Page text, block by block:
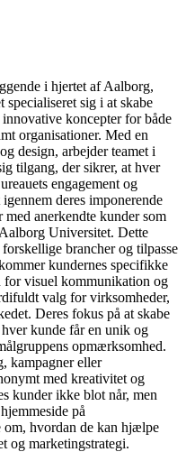
i hjertet af Aalborg,
sig i at skabe
koncepter for både
organisationer. Med en
design, arbejder teamet i
tilgang, der sikrer, at hver
engagement og
deres imponerende
anerkendte kunder som
Universitet. Dette
brancher og tilpasse
kundernes specifikke
for visuel kommunikation og
valg for virksomheder,
Deres fokus på at skabe
kunde får en unik og
opmærksomhed.
kampagner eller
med kreativitet og
kunder ikke blot når, men
på
om, hvordan de kan hjælpe
og marketingstrategi.